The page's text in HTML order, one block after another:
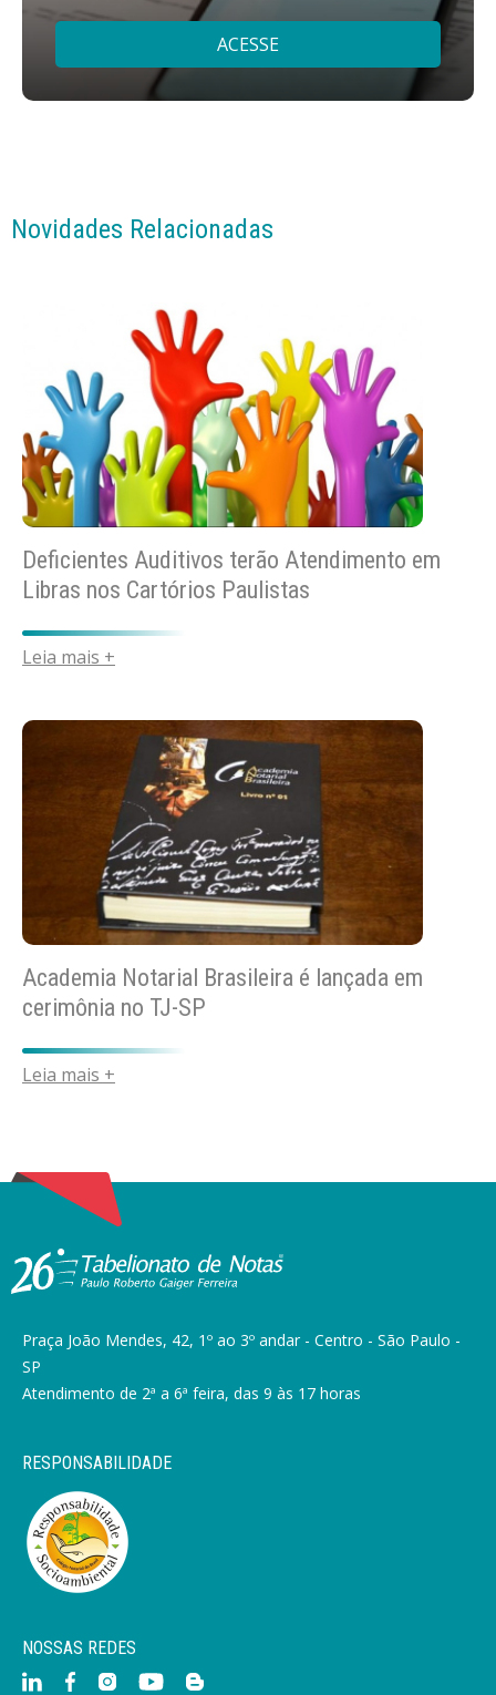
ACESSE
Novidades Relacionadas
Deficientes Auditivos terão Atendimento em
Libras nos Cartórios Paulistas
Leia mais +
Academia Notarial Brasileira é lançada em
cerimônia no TJ-SP
Leia mais +
Praça João Mendes, 42, 1º ao 3º andar - Centro - São Paulo -
SP
Atendimento de 2ª a 6ª feira, das 9 às 17 horas
RESPONSABILIDADE
NOSSAS REDES